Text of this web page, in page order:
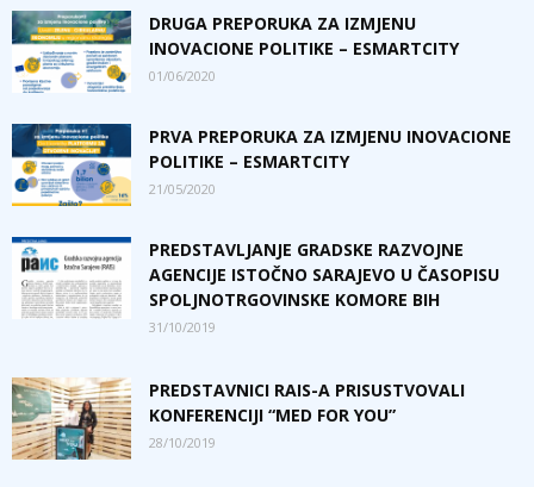
DRUGA PREPORUKA ZA IZMJENU
INOVACIONE POLITIKE – ESMARTCITY
01/06/2020
PRVA PREPORUKA ZA IZMJENU INOVACIONE
POLITIKE – ESMARTCITY
21/05/2020
PREDSTAVLJANJE GRADSKE RAZVOJNE
AGENCIJE ISTOČNO SARAJEVO U ČASOPISU
SPOLJNOTRGOVINSKE KOMORE BIH
31/10/2019
PREDSTAVNICI RAIS-A PRISUSTVOVALI
KONFERENCIJI “MED FOR YOU”
28/10/2019